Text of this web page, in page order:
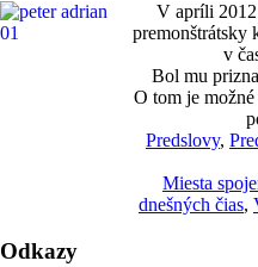
V apríli 2012
premonštrátsky
v
Bol mu
O tom je
Predslovy,
Miesta
dnešných čias,
Odkazy